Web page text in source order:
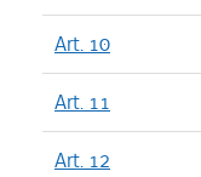
Art. 10
Art. 11
Art. 12